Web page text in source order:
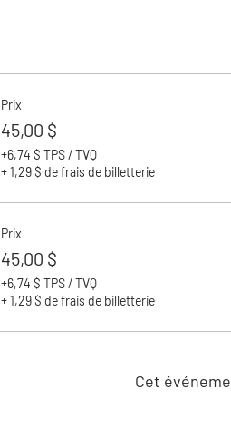
Prix
45,00 $
+6,74 $ TPS / TVQ
+ 1,29 $ de frais de billetterie
Prix
45,00 $
+6,74 $ TPS / TVQ
+ 1,29 $ de frais de billetterie
Cet